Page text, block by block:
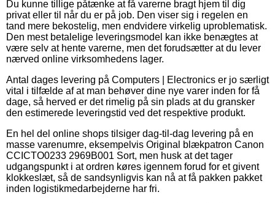
Du kunne tillige påtænke at få varerne bragt hjem til dig
privat eller til når du er på job. Den viser sig i regelen en
tand mere bekostelig, men endvidere virkelig uproblematisk.
Den mest betalelige leveringsmodel kan ikke benægtes at
være selv at hente varerne, men det forudsætter at du lever
nærved online virksomhedens lager.
Antal dages levering på Computers | Electronics er jo særligt
vital i tilfælde af at man behøver dine nye varer inden for få
dage, så herved er det rimelig på sin plads at du gransker
den estimerede leveringstid ved det respektive produkt.
En hel del online shops tilsiger dag-til-dag levering på en
masse varenumre, eksempelvis Original blækpatron Canon
CCICTO0233 2969B001 Sort, men husk at det tager
udgangspunkt i at ordren køres igennem forud for et givent
klokkeslæt, så de sandsynligvis kan nå at få pakken pakket
inden logistikmedarbejderne har fri.